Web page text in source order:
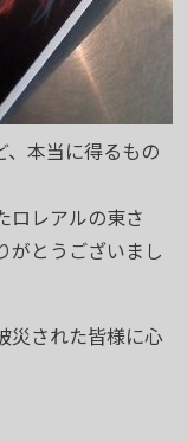
、本当に得るもの
ロレアルの東さ
がとうございまし
災された皆様に心